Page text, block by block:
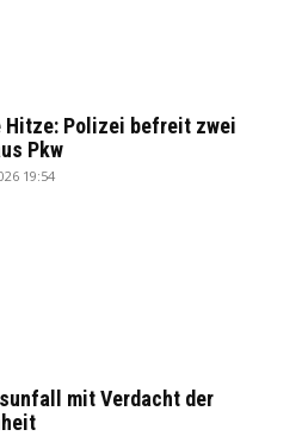
Hitze: Polizei befreit zwei
Pkw
19:54
mit Verdacht der